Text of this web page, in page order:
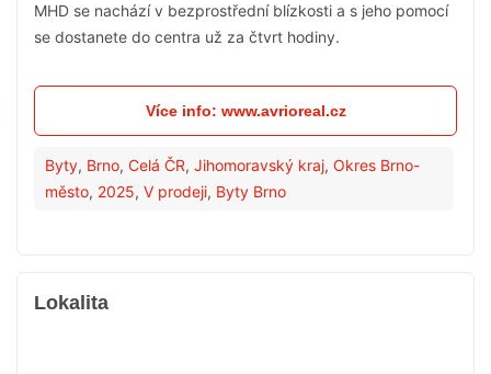
MHD se nachází v bezprostřední blízkosti a s jeho pomocí
se dostanete do centra už za čtvrt hodiny.
Více info: www.avrioreal.cz
Byty, Brno, Celá ČR, Jihomoravský kraj, Okres Brno-
město, 2025, V prodeji, Byty Brno
Lokalita